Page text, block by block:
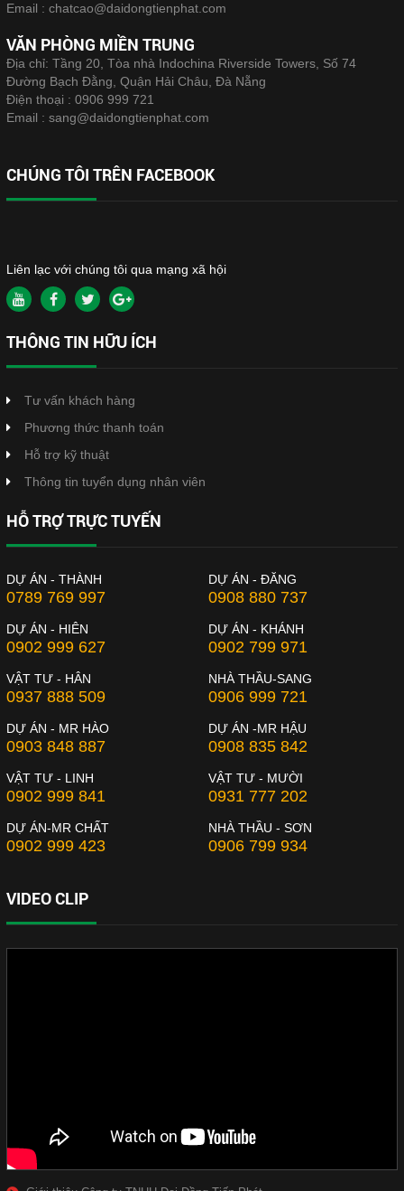
Email : chatcao@daidongtienphat.com
VĂN PHÒNG MIỀN TRUNG
Địa chỉ: Tầng 20, Tòa nhà Indochina Riverside Towers, Số 74
Đường Bạch Đằng, Quận Hải Châu, Đà Nẵng
Điện thoại : 0906 999 721
Email : sang@daidongtienphat.com
CHÚNG TÔI TRÊN FACEBOOK
Liên lạc với chúng tôi qua mạng xã hội
THÔNG TIN HỮU ÍCH
Tư vấn khách hàng
Phương thức thanh toán
Hỗ trợ kỹ thuật
Thông tin tuyển dụng nhân viên
HỖ TRỢ TRỰC TUYẾN
DỰ ÁN - THÀNH
0789 769 997
DỰ ÁN - ĐĂNG
0908 880 737
DỰ ÁN - HIÊN
0902 999 627
DỰ ÁN - KHÁNH
0902 799 971
VẬT TƯ - HÂN
0937 888 509
NHÀ THẦU-SANG
0906 999 721
DỰ ÁN - MR HÀO
0903 848 887
DỰ ÁN -MR HẬU
0908 835 842
VẬT TƯ - LINH
0902 999 841
VẬT TƯ - MƯỜI
0931 777 202
DỰ ÁN-MR CHẤT
0902 999 423
NHÀ THẦU - SƠN
0906 799 934
VIDEO CLIP